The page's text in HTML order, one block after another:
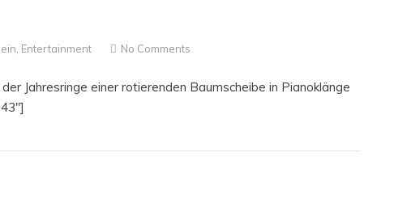
, Entertainment No Comments
Jahresringe einer rotierenden Baumscheibe in Pianoklänge